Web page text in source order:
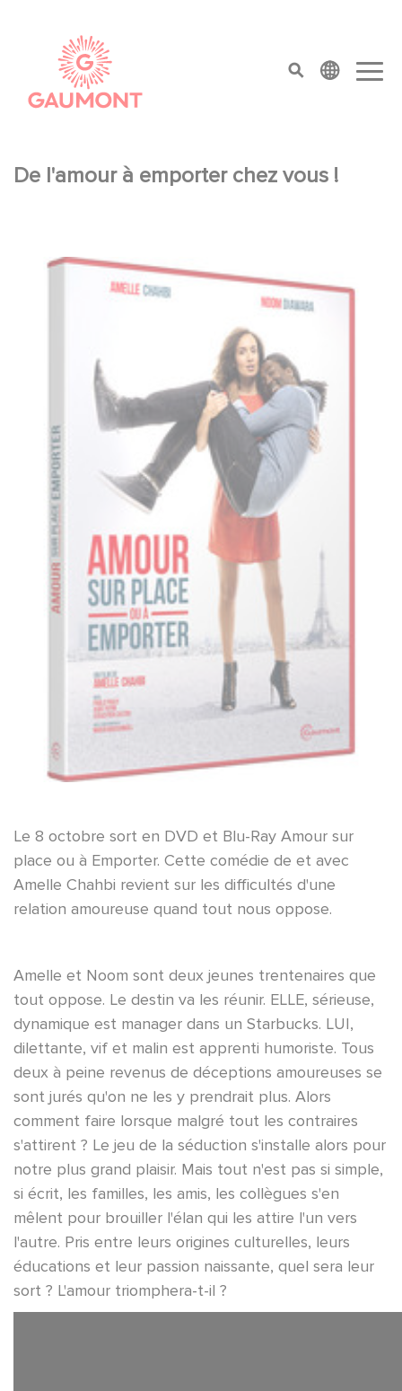
top menu
De l'amour à emporter chez vous !
Le 8 octobre sort en DVD et Blu-Ray Amour sur
place ou à Emporter. Cette comédie de et avec
Amelle Chahbi revient sur les difficultés d'une
relation amoureuse quand tout nous oppose.
Amelle et Noom sont deux jeunes trentenaires que
tout oppose. Le destin va les réunir. ELLE, sérieuse,
dynamique est manager dans un Starbucks. LUI,
dilettante, vif et malin est apprenti humoriste. Tous
deux à peine revenus de déceptions amoureuses se
sont jurés qu'on ne les y prendrait plus. Alors
comment faire lorsque malgré tout les contraires
s'attirent ? Le jeu de la séduction s'installe alors pour
notre plus grand plaisir. Mais tout n'est pas si simple,
si écrit, les familles, les amis, les collègues s'en
mêlent pour brouiller l'élan qui les attire l'un vers
l'autre. Pris entre leurs origines culturelles, leurs
éducations et leur passion naissante, quel sera leur
sort ? L'amour triomphera-t-il ?